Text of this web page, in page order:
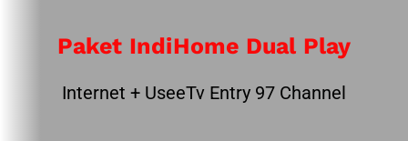
Paket IndiHome Dual Play
Internet + UseeTv Entry 97 Channel